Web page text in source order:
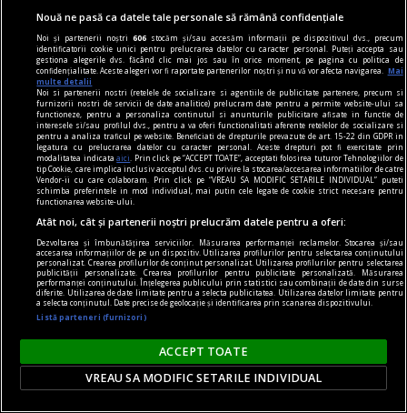
media convertor
Motive pentru care un media convertor prin
fibră optică este folosit pentru transmiterea
semnalelor pe distanțe lungi
Dezvoltarea accelerată a infrastructurilor IT și
creșterea constantă a volumului de date
Nouă ne pasă ca datele tale personale să rămână confidențiale
Noi și partenerii noștri606 stocăm și/sau accesăm informații pe dispozitivul dvs., precum
identificatorii cookie unici pentru prelucrarea datelor cu caracter personal. Puteți accepta sau
gestiona alegerile dvs. făcând clic mai jos sau în orice moment, pe pagina cu politica de
confidențialitate. Aceste alegeri vor fi raportate partenerilor noștri și nu vă vor afecta navigarea.
Mai
multe detalii
Noi si partenerii nostri (retelele de socializare si agentiile de publicitate partenere, precum si
furnizorii nostri de servicii de date analitice) prelucram date pentru a permite website-ului sa
functioneze, pentru a personaliza continutul si anunturile publicitare afisate in functie de
interesele si/sau profilul dvs., pentru a va oferi functionalitati aferente retelelor de socializare si
pentru a analiza traficul pe website. Beneficiati de drepturile prevazute de art. 15-22 din GDPR in
legatura cu prelucrarea datelor cu caracter personal. Aceste drepturi pot fi exercitate prin
modalitatea indicataaici
. Prin click pe “ACCEPT TOATE”, acceptati folosirea tuturor Tehnologiilor de
tip Cookie, care implica inclusiv acceptul dvs. cu privire la stocarea/accesarea informatiilor de catre
Vendor-ii cu care colaboram. Prin click pe “VREAU SA MODIFIC SETARILE INDIVIDUAL” puteti
schimba preferintele in mod individual, mai putin cele legate de cookie strict necesare pentru
functionarea website-ului.
Atât noi, cât și partenerii noștri prelucrăm datele pentru a oferi:
Dezvoltarea și îmbunătățirea serviciilor. Măsurarea performanței reclamelor. Stocarea și/sau
accesarea informațiilor de pe un dispozitiv. Utilizarea profilurilor pentru selectarea conținutului
personalizat. Crearea profilurilor de conținut personalizat. Utilizarea profilurilor pentru selectarea
publicității personalizate. Crearea profilurilor pentru publicitate personalizată. Măsurarea
performanței conținutului. Înțelegerea publicului prin statistici sau combinații de date din surse
diferite. Utilizarea de date limitate pentru a selecta publicitatea. Utilizarea datelor limitate pentru
a selecta conținutul. Date precise de geolocație și identificarea prin scanarea dispozitivului.
Listă parteneri (furnizori)
ACCEPT TOATE
VREAU SA MODIFIC SETARILE INDIVIDUAL